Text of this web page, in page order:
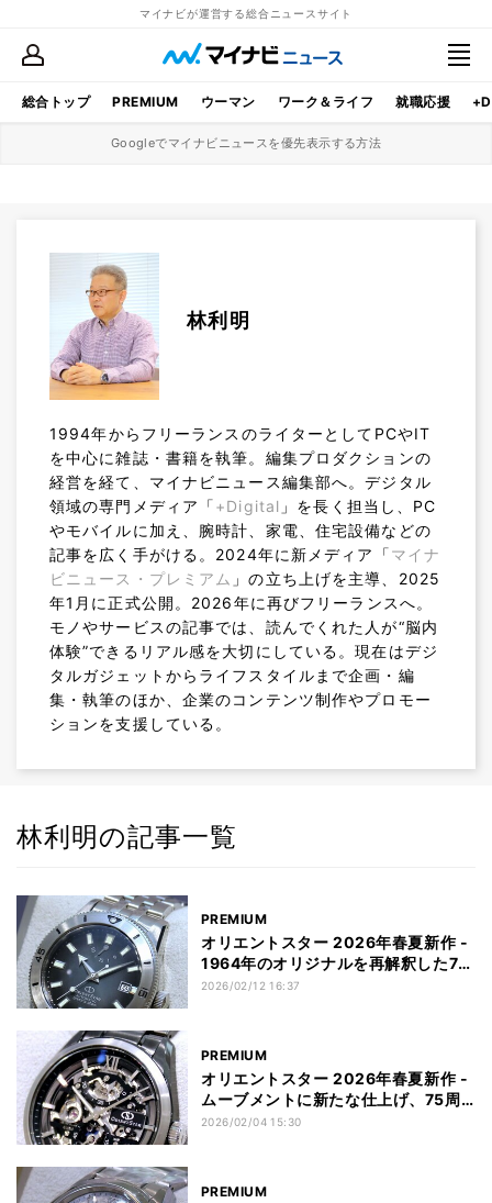
マイナビが運営する総合ニュースサイト
総合トップ PREMIUM ウーマン ワーク＆ライフ 就職応援
Googleでマイナビニュースを優先表示する方法
林利明
1994年からフリーランスのライターとしてPCやIT
を中心に雑誌・書籍を執筆。編集プロダクションの
経営を経て、マイナビニュース編集部へ。デジタル
領域の専門メディア「+Digital 」を長く担当し、PC
やモバイルに加え、腕時計、家電、住宅設備などの
記事を広く手がける。2024年に新メディア「マイナ
ビニュース・プレミアム 」の立ち上げを主導、2025
年1月に正式公開。2026年に再びフリーランスへ。
モノやサービスの記事では、読んでくれた人が“脳内
体験”できるリアル感を大切にしている。現在はデジ
タルガジェットからライフスタイルまで企画・編
集・執筆のほか、企業のコンテンツ制作やプロモー
ションを支援している。
林利明の記事一覧
PREMIUM
オリエントスター 2026年春夏新作 -
1964年のオリジナルを再解釈した75
周年記念「M42 ダイバー1964 1st エ
2026/02/12 16:37
PREMIUM
オリエントスター 2026年春夏新作 -
ムーブメントに新たな仕上げ、75周
年記念モデル「M34 F8 スケルトン
2026/02/04 15:30
PREMIUM